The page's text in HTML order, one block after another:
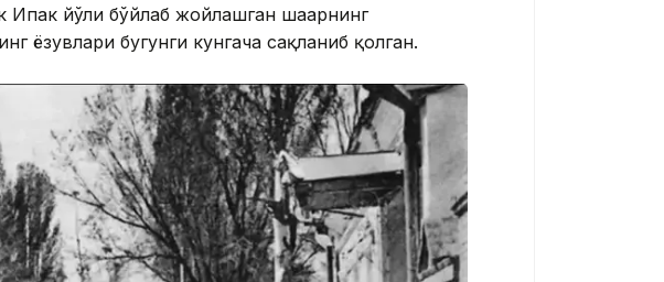
Ипак йўли бўйлаб жойлашган шаҳарнинг
ёзувлари бугунги кунгача сақланиб қолган.